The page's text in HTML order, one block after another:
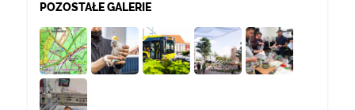
POZOSTAŁE GALERIE